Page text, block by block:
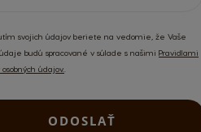
svojich údajov beriete na vedomie, že Vaše
budú spracované v súlade s našimi Pravidlami
údajov.
ODOSLAŤ